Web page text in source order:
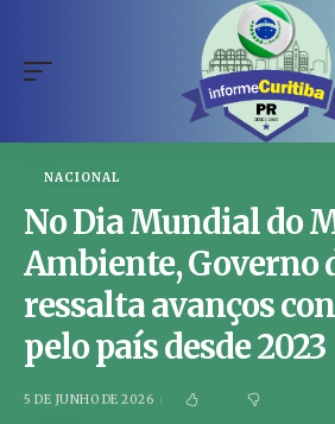
NACIONAL
No Dia Mundial do
Ambiente, Governo
ressalta avanços
pelo país desde 2023
5 DE JUNHO DE 2026